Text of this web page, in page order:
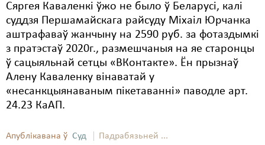
Сяргея Каваленкі ўжо не было ў Беларусі, калі
суддзя Першамайскага райсуду Міхаіл Юрчанка
аштрафаваў жанчыну на 2590 руб. за фотаздымкі
з пратэстаў 2020г., размешчаныя на яе старонцы
ў сацыяльнай сетцы «ВКонтакте». Ён прызнаў
Алену Каваленку вінаватай у
«несанкцыянаваным пікетаванні» паводле арт.
24.23 КаАП.
Апублікавана ў Суд Падрабязьней ...
Палітвязьні
Праваабаронцы
Правы дзіцяці
Пэнітэнцыярная сыстэма
Рознае